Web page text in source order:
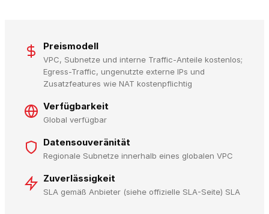
Preismodell
VPC, Subnetze und interne Traffic-Anteile kostenlos;
Egress-Traffic, ungenutzte externe IPs und
Zusatzfeatures wie NAT kostenpflichtig
Verfügbarkeit
Global verfügbar
Datensouveränität
Regionale Subnetze innerhalb eines globalen VPC
Zuverlässigkeit
SLA gemäß Anbieter (siehe offizielle SLA-Seite) SLA